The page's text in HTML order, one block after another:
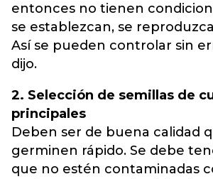
entonces no tienen
se establezcan, se
Así se pueden controlar sin
dijo.
2. Selección de semillas de
principales
Deben ser de buena calidad
germinen rápido. Se debe
que no estén contaminadas